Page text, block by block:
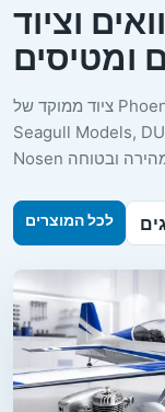
וציוד
ציוד ממוקד של Phoenix Model, Hitec, Futaba, JR Propo,
Seagull Models,
לכל המוצרים